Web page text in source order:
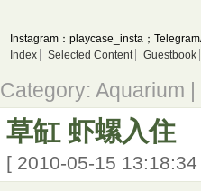
Instagram：playcase_insta；
Index
Selected Content Guestbook
Category: Aquarium |
草缸 虾螺入住
[ 2010-05-15